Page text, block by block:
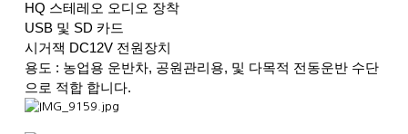
HQ 스테레오 오디오 장착
USB 및 SD 카드
시거잭 DC12V 전원장치
용도 : 농업용 운반차, 공원관리용, 및 다목적 전동운반 수단
으로 적합 합니다.